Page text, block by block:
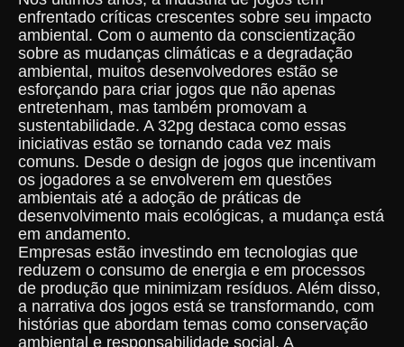
enfrentado críticas crescentes sobre seu impacto
ambiental. Com o aumento da conscientização
sobre as mudanças climáticas e a degradação
ambiental, muitos desenvolvedores estão se
esforçando para criar jogos que não apenas
entretenham, mas também promovam a
sustentabilidade. A 32pg destaca como essas
iniciativas estão se tornando cada vez mais
comuns. Desde o design de jogos que incentivam
os jogadores a se envolverem em questões
ambientais até a adoção de práticas de
desenvolvimento mais ecológicas, a mudança está
em andamento.
Empresas estão investindo em tecnologias que
reduzem o consumo de energia e em processos
de produção que minimizam resíduos. Além disso,
a narrativa dos jogos está se transformando, com
histórias que abordam temas como conservação
ambiental e responsabilidade social. A